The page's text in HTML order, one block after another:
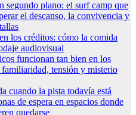
segundo plano: el surf camp que
el descanso, la convivencia y
los créditos: cómo la comida
audiovisual
funcionan tan bien en los
familiaridad, tensión y misterio
cuando la pista todavía está
de espera en espacios donde
quedarse